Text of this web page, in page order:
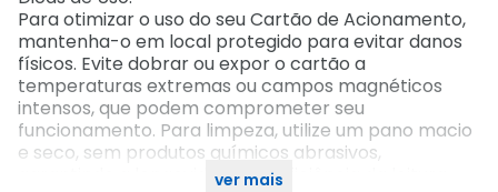
Para otimizar o uso do seu Cartão de Acionamento,
mantenha-o em local protegido para evitar danos
físicos. Evite dobrar ou expor o cartão a
temperaturas extremas ou campos magnéticos
intensos, que podem comprometer seu
funcionamento. Para limpeza, utilize um pano macio
e seco, sem produtos químicos abrasivos,
garantindo a longevidade e a eficiência da leitura
ver mais